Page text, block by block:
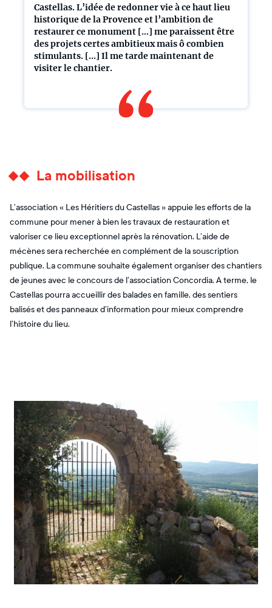
Castellas. L’idée de redonner vie à ce haut lieu
historique de la Provence et l’ambition de
restaurer ce monument [...] me paraissent être
des projets certes ambitieux mais ô combien
stimulants. [...] Il me tarde maintenant de
visiter le chantier.
La mobilisation
L’association « Les Héritiers du Castellas » appuie les efforts de la
commune pour mener à bien les travaux de restauration et
valoriser ce lieu exceptionnel après la rénovation. L’aide de
mécènes sera recherchée en complément de la souscription
publique. La commune souhaite également organiser des chantiers
de jeunes avec le concours de l’association Concordia. A terme, le
Castellas pourra accueillir des balades en famille, des sentiers
balisés et des panneaux d’information pour mieux comprendre
l’histoire du lieu.